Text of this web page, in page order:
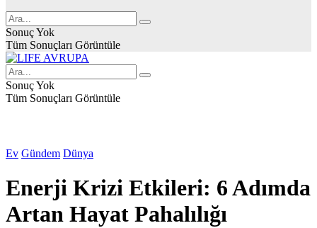
Sonuç Yok
Tüm Sonuçları Görüntüle
Sonuç Yok
Tüm Sonuçları Görüntüle
Ev Gündem Dünya
Enerji Krizi Etkileri: 6 Adımda
Artan Hayat Pahalılığı